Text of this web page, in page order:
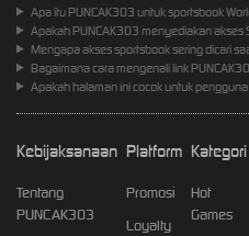
Apa itu PUNCAK303 untuk sportsbook
Apakah PUNCAK303 menyediakan akses
Mengapa akses sportsbook sering dicari
Bagaimana cara mengenali link
Apakah halaman ini cocok untuk
Kebijaksanaan
Tentang
PUNCAK303
Platform
Promosi
Loyalty
Kategori
Hot
Games